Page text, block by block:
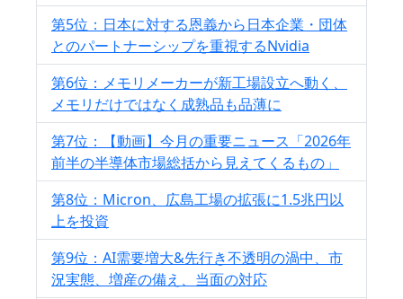
第5位：日本に対する恩義から日本企業・団体
とのパートナーシップを重視するNvidia
第6位：メモリメーカーが新工場設立へ動く、
メモリだけではなく成熟品も品薄に
第7位：【動画】今月の重要ニュース「2026年
前半の半導体市場総括から見えてくるもの」
第8位：Micron、広島工場の拡張に1.5兆円以
上を投資
第9位：AI需要増大&先行き不透明の渦中、市
況実態、増産の備え、当面の対応